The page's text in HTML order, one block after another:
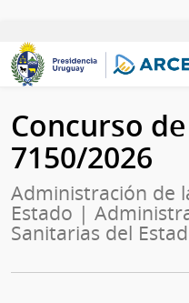
Concurso
7150/2026
Administración de
Estado |
Sanitarias del